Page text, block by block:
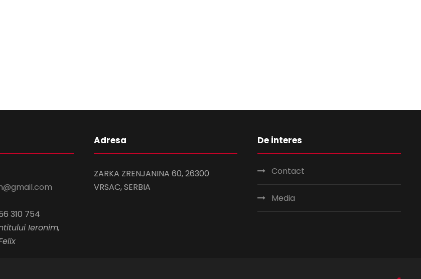
310 754
Ieronim,
Adresa
ZARKA ZRENJANINA 60, 26300
VRSAC, SERBIA
De interes
Contact
Media